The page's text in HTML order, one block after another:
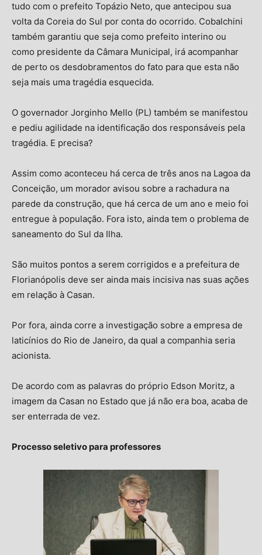
tudo com o prefeito Topázio Neto, que antecipou sua
volta da Coreia do Sul por conta do ocorrido. Cobalchini
também garantiu que seja como prefeito interino ou
como presidente da Câmara Municipal, irá acompanhar
de perto os desdobramentos do fato para que esta não
seja mais uma tragédia esquecida.
O governador Jorginho Mello (PL) também se manifestou
e pediu agilidade na identificação dos responsáveis pela
tragédia. E precisa?
Assim como aconteceu há cerca de três anos na Lagoa da
Conceição, um morador avisou sobre a rachadura na
parede da construção, que há cerca de um ano e meio foi
entregue à população. Fora isto, ainda tem o problema de
saneamento do Sul da Ilha.
São muitos pontos a serem corrigidos e a prefeitura de
Florianópolis deve ser ainda mais incisiva nas suas ações
em relação à Casan.
Por fora, ainda corre a investigação sobre a empresa de
laticínios do Rio de Janeiro, da qual a companhia seria
acionista.
De acordo com as palavras do próprio Edson Moritz, a
imagem da Casan no Estado que já não era boa, acaba de
ser enterrada de vez.
Processo seletivo para professores